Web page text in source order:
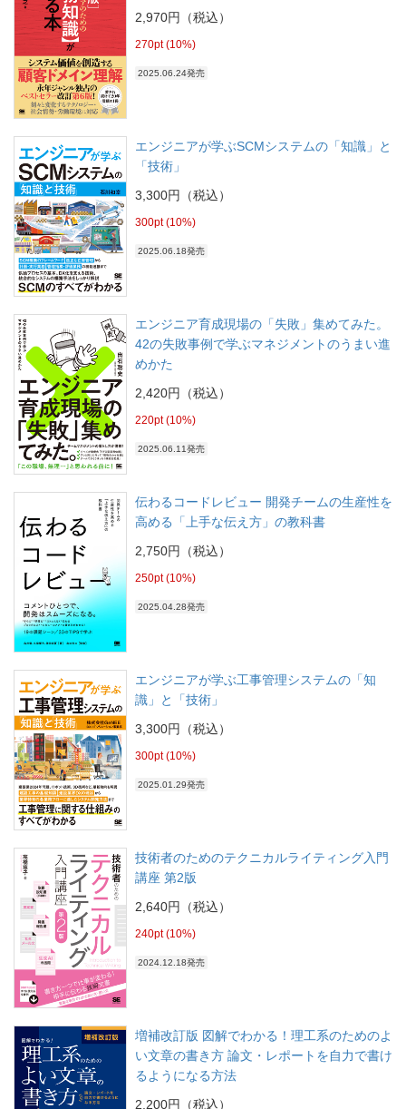
2,970円（税込）
270pt (10%)
2025.06.24発売
エンジニアが学ぶSCMシステムの「知識」と
「技術」
3,300円（税込）
300pt (10%)
2025.06.18発売
エンジニア育成現場の「失敗」集めてみた。
42の失敗事例で学ぶマネジメントのうまい進
めかた
2,420円（税込）
220pt (10%)
2025.06.11発売
伝わるコードレビュー 開発チームの生産性を
高める「上手な伝え方」の教科書
2,750円（税込）
250pt (10%)
2025.04.28発売
エンジニアが学ぶ工事管理システムの「知
識」と「技術」
3,300円（税込）
300pt (10%)
2025.01.29発売
技術者のためのテクニカルライティング入門
講座 第2版
2,640円（税込）
240pt (10%)
2024.12.18発売
増補改訂版 図解でわかる！理工系のためのよ
い文章の書き方 論文・レポートを自力で書け
るようになる方法
2,200円（税込）